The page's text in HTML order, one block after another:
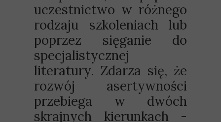
uczestnictwo w różnego
rodzaju szkoleniach lub
poprzez sięganie do
specjalistycznej
literatury. Zdarza się, że
rozwój asertywności
przebiega w dwóch
skrajnych kierunkach -